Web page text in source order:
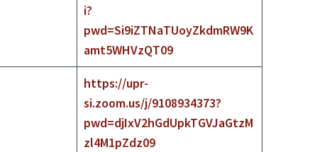
i?
pwd=Si9iZTNaTUoyZkdmRW9K
amt5WHVzQT09
https://upr-
si.zoom.us/j/9108934373?
pwd=djIxV2hGdUpkTGVJaGtzM
zl4M1pZdz09